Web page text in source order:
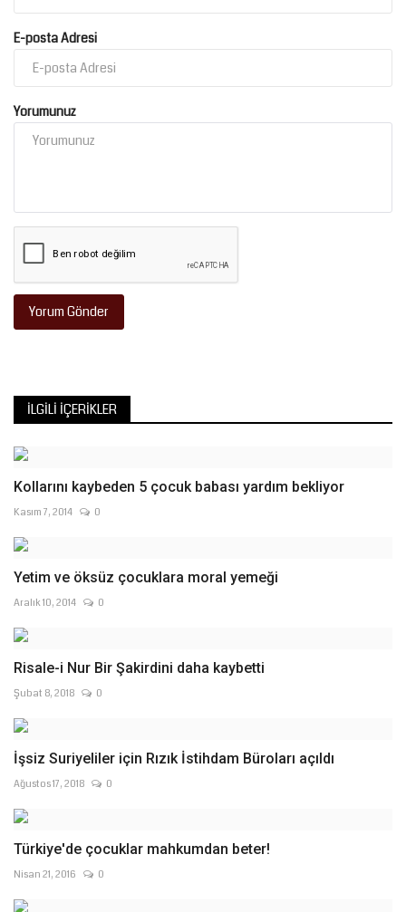
E-posta Adresi
Yorumunuz
Yorum Gönder
İLGILI İÇERIKLER
Kollarını kaybeden 5 çocuk babası yardım bekliyor
Kasım 7, 2014 0
Yetim ve öksüz çocuklara moral yemeği
Aralık 10, 2014 0
Risale-i Nur Bir Şakirdini daha kaybetti
Şubat 8, 2018 0
İşsiz Suriyeliler için Rızık İstihdam Büroları açıldı
Ağustos 17, 2018 0
Türkiye'de çocuklar mahkumdan beter!
Nisan 21, 2016 0